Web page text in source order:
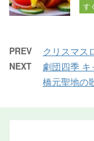
す
PREV クリスマス
NEXT
劇団四季
橋元聖地の